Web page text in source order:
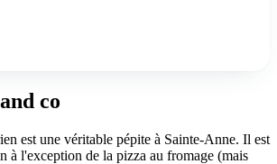
co
est une véritable pépite à Sainte-Anne. Il est
à l'exception de la pizza au fromage (mais